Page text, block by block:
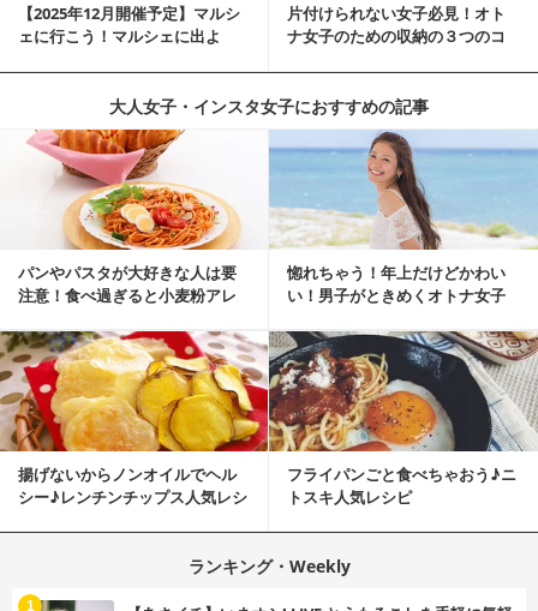
【2025年12月開催予定】マルシ
ェに行こう！マルシェに出よ
片付けられない女子必見！オト
ナ女子のための収納の３つのコ
大人女子・インスタ女子におすすめの記事
パンやパスタが大好きな人は要
注意！食べ過ぎると小麦粉アレ
惚れちゃう！年上だけどかわい
い！男子がときめくオトナ女子
揚げないからノンオイルでヘル
シー♪レンチンチップス人気レシ
フライパンごと食べちゃおう♪ニ
トスキ人気レシピ
ランキング・Weekly
1